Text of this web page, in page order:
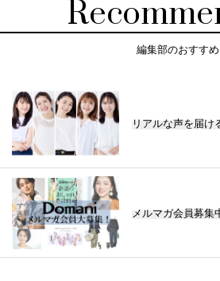
編集部のおすすめ
リアルな声を届け
メルマガ会員募集